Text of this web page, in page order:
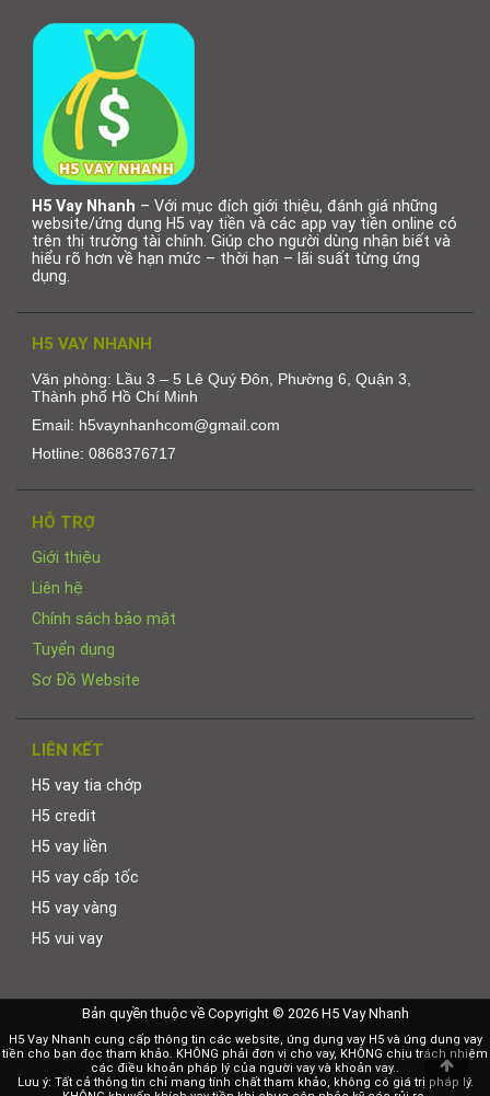
H5 Vay Nhanh – Với mục đích giới thiệu, đánh giá những
website/ứng dụng H5 vay tiền và các app vay tiền online có
trên thị trường tài chính. Giúp cho người dùng nhận biết và
hiểu rõ hơn về hạn mức – thời hạn – lãi suất từng ứng
dụng.
H5 VAY NHANH
Văn phòng: Lầu 3 – 5 Lê Quý Đôn, Phường 6, Quận 3,
Thành phố Hồ Chí Minh
Email: h5vaynhanhcom@gmail.com
Hotline: 0868376717
HỖ TRỢ
Giới thiệu
Liên hệ
Chính sách bảo mật
Tuyển dụng
Sơ Đồ Website
LIÊN KẾT
H5 vay tia chớp
H5 credit
H5 vay liền
H5 vay cấp tốc
H5 vay vàng
H5 vui vay
Bản quyền thuộc về Copyright © 2026 H5 Vay Nhanh
H5 Vay Nhanh cung cấp thông tin các website, ứng dụng vay H5 và ứng dụng vay
tiền cho bạn đọc tham khảo. KHÔNG phải đơn vị cho vay, KHÔNG chịu trách nhiệm
các điều khoản pháp lý của người vay và khoản vay..
Lưu ý: Tất cả thông tin chỉ mang tính chất tham khảo, không có giá trị pháp lý.
to